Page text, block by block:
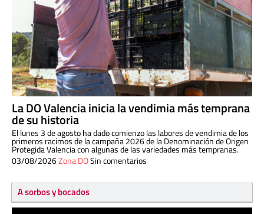
La DO Valencia inicia la vendimia más temprana
de su historia
El lunes 3 de agosto ha dado comienzo las labores de vendimia de los
primeros racimos de la campaña 2026 de la Denominación de Origen
Protegida Valencia con algunas de las variedades más tempranas.
03/08/2026Zona DOSin comentarios
A sorbos y bocados